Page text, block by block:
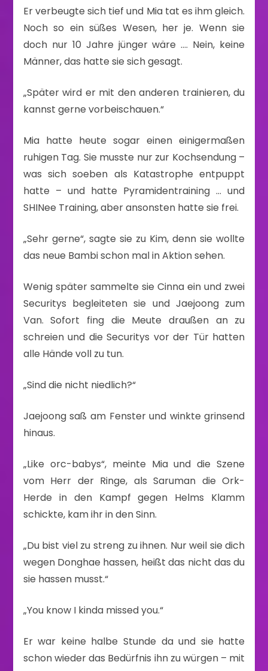
Er verbeugte sich tief und Mia tat es ihm gleich.
Noch so ein süßes Wesen, her je. Wenn sie
doch nur 10 Jahre jünger wäre …. Nein, keine
Männer, das hatte sie sich gesagt.
„Später wird er mit den anderen trainieren, du
kannst gerne vorbeischauen.“
Mia hatte heute sogar einen einigermaßen
ruhigen Tag. Sie musste nur zur Kochsendung –
was sich soeben als Katastrophe entpuppt
hatte – und hatte Pyramidentraining … und
SHINee Training, aber ansonsten hatte sie frei.
„Sehr gerne“, sagte sie zu Kim, denn sie wollte
das neue Bambi schon mal in Aktion sehen.
Wenig später sammelte sie Cinna ein und zwei
Securitys begleiteten sie und Jaejoong zum
Van. Sofort fing die Meute draußen an zu
schreien und die Securitys vor der Tür hatten
alle Hände voll zu tun.
„Sind die nicht niedlich?“
Jaejoong saß am Fenster und winkte grinsend
hinaus.
„Like orc-babys“, meinte Mia und die Szene
vom Herr der Ringe, als Saruman die Ork-
Herde in den Kampf gegen Helms Klamm
schickte, kam ihr in den Sinn.
„Du bist viel zu streng zu ihnen. Nur weil sie dich
wegen Donghae hassen, heißt das nicht das du
sie hassen musst.“
„You know I kinda missed you.“
Er war keine halbe Stunde da und sie hatte
schon wieder das Bedürfnis ihn zu würgen – mit